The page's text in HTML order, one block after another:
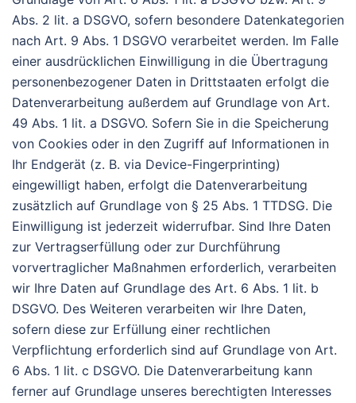
Abs. 2 lit. a DSGVO, sofern besondere Datenkategorien
nach Art. 9 Abs. 1 DSGVO verarbeitet werden. Im Falle
einer ausdrücklichen Einwilligung in die Übertragung
personenbezogener Daten in Drittstaaten erfolgt die
Datenverarbeitung außerdem auf Grundlage von Art.
49 Abs. 1 lit. a DSGVO. Sofern Sie in die Speicherung
von Cookies oder in den Zugriff auf Informationen in
Ihr Endgerät (z. B. via Device-Fingerprinting)
eingewilligt haben, erfolgt die Datenverarbeitung
zusätzlich auf Grundlage von § 25 Abs. 1 TTDSG. Die
Einwilligung ist jederzeit widerrufbar. Sind Ihre Daten
zur Vertragserfüllung oder zur Durchführung
vorvertraglicher Maßnahmen erforderlich, verarbeiten
wir Ihre Daten auf Grundlage des Art. 6 Abs. 1 lit. b
DSGVO. Des Weiteren verarbeiten wir Ihre Daten,
sofern diese zur Erfüllung einer rechtlichen
Verpflichtung erforderlich sind auf Grundlage von Art.
6 Abs. 1 lit. c DSGVO. Die Datenverarbeitung kann
ferner auf Grundlage unseres berechtigten Interesses